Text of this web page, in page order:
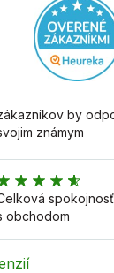
by
známym
obchodom